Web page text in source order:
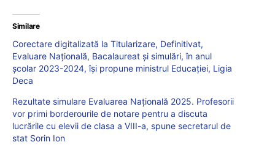
Similare
Corectare digitalizată la Titularizare, Definitivat,
Evaluare Națională, Bacalaureat și simulări, în anul
școlar 2023-2024, își propune ministrul Educației, Ligia
Deca
Rezultate simulare Evaluarea Națională 2025. Profesorii
vor primi borderourile de notare pentru a discuta
lucrările cu elevii de clasa a VIII-a, spune secretarul de
stat Sorin Ion